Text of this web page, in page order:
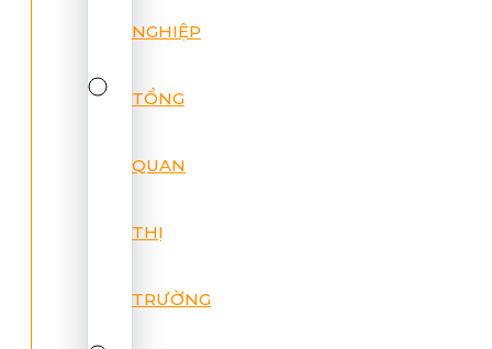
NGHIỆP
TỔNG
QUAN
THỊ
TRƯỜNG